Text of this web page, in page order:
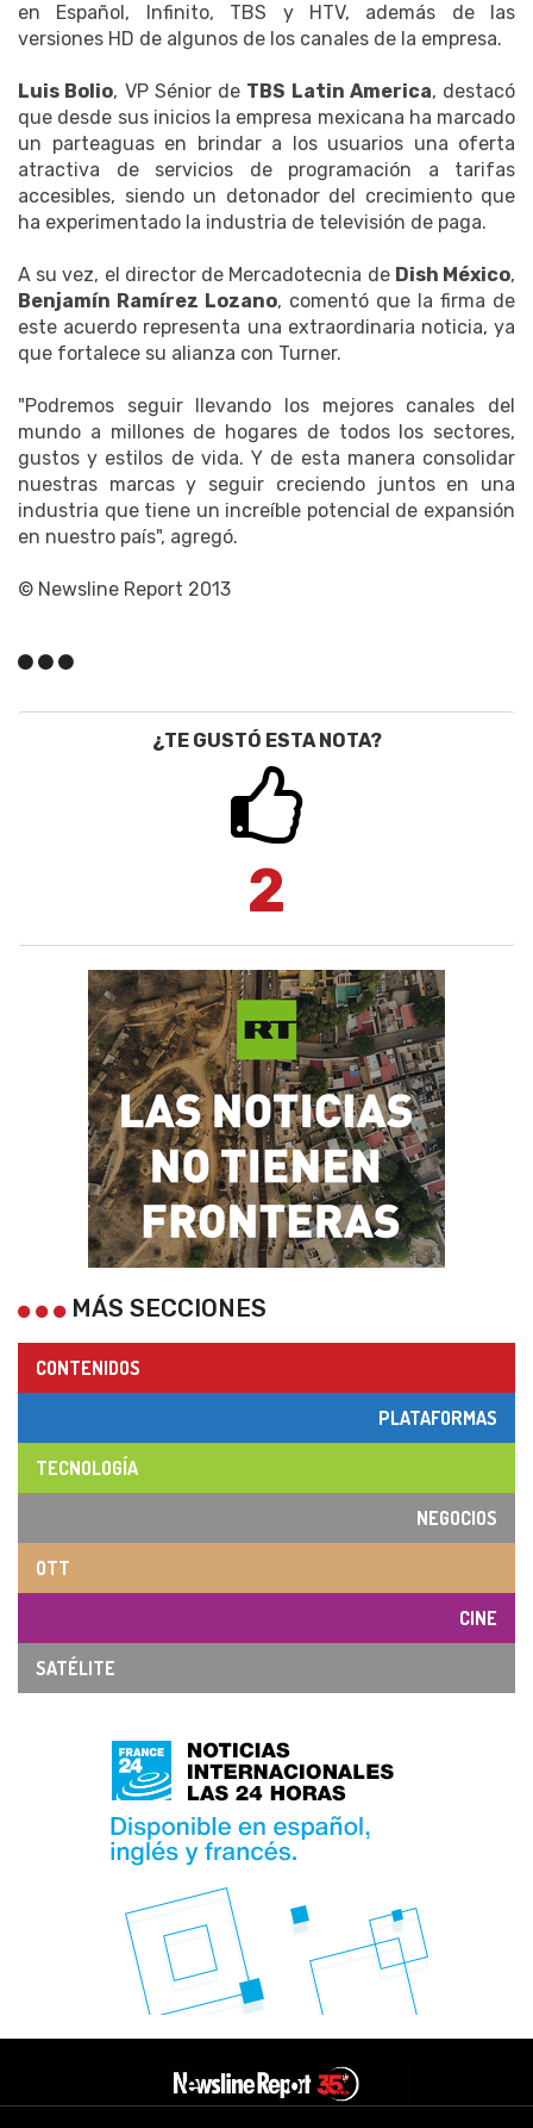
en Español, Infinito, TBS y HTV, además de las
versiones HD de algunos de los canales de la empresa.
Luis Bolio, VP Sénior de TBS Latin America, destacó
que desde sus inicios la empresa mexicana ha marcado
un parteaguas en brindar a los usuarios una oferta
atractiva de servicios de programación a tarifas
accesibles, siendo un detonador del crecimiento que
ha experimentado la industria de televisión de paga.
A su vez, el director de Mercadotecnia de Dish México,
Benjamín Ramírez Lozano, comentó que la firma de
este acuerdo representa una extraordinaria noticia, ya
que fortalece su alianza con Turner.
"Podremos seguir llevando los mejores canales del
mundo a millones de hogares de todos los sectores,
gustos y estilos de vida. Y de esta manera consolidar
nuestras marcas y seguir creciendo juntos en una
industria que tiene un increíble potencial de expansión
en nuestro país", agregó.
© Newsline Report 2013
¿TE GUSTÓ ESTA NOTA?
2
MÁS SECCIONES
CONTENIDOS
PLATAFORMAS
TECNOLOGÍA
NEGOCIOS
OTT
CINE
SATÉLITE